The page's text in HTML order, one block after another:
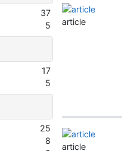
article
article
37
5
17
5
25
8